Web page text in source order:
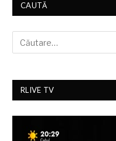
CAUTĂ
RLIVE TV